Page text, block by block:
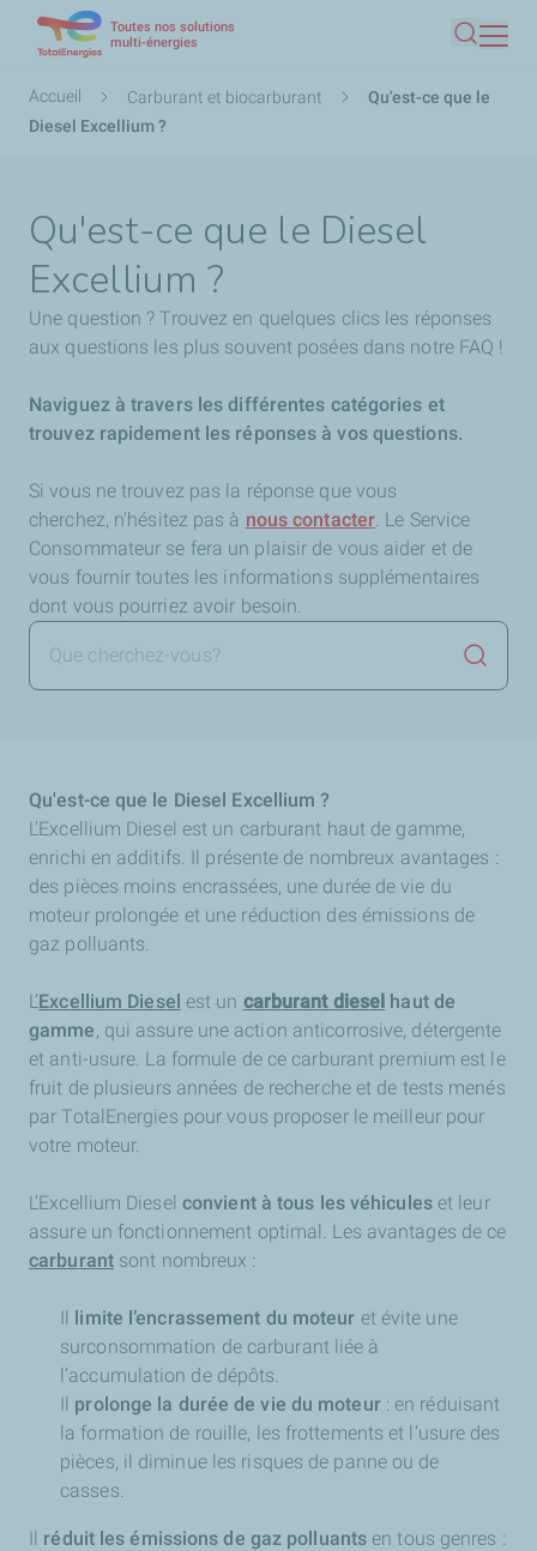
contenu
Toutes nos solutions
multi-énergies
Fil
d'Ariane
Accueil Carburant et biocarburant
Qu'est-ce que le
Diesel Excellium ?
Qu'est-ce que le Diesel
Excellium ?
Une question ? Trouvez en quelques clics les réponses
aux questions les plus souvent posées dans notre FAQ !
Naviguez à travers les différentes catégories et
trouvez rapidement les réponses à vos questions.
Si vous ne trouvez pas la réponse que vous
cherchez, n'hésitez pas à nous contacter. Le Service
Consommateur se fera un plaisir de vous aider et de
vous fournir toutes les informations supplémentaires
dont vous pourriez avoir besoin.
Qu'est-ce que le Diesel Excellium ?
L'Excellium Diesel est un carburant haut de gamme,
enrichi en additifs. Il présente de nombreux avantages :
des pièces moins encrassées, une durée de vie du
moteur prolongée et une réduction des émissions de
gaz polluants.
L’Excellium Diesel est un carburant diesel haut de
gamme, qui assure une action anticorrosive, détergente
et anti-usure. La formule de ce carburant premium est le
fruit de plusieurs années de recherche et de tests menés
par TotalEnergies pour vous proposer le meilleur pour
votre moteur.
L’Excellium Diesel convient à tous les véhicules et leur
assure un fonctionnement optimal. Les avantages de ce
carburantsont nombreux :
Il limite l’encrassement du moteur et évite une
surconsommation de carburant liée à
l’accumulation de dépôts.
Il prolonge la durée de vie du moteur : en réduisant
la formation de rouille, les frottements et l’usure des
pièces, il diminue les risques de panne ou de
casses.
Il réduit les émissions de gaz polluants en tous genres :